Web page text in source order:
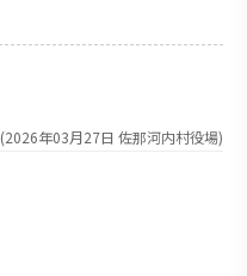
(2026年03月27日 佐那河内村役場)